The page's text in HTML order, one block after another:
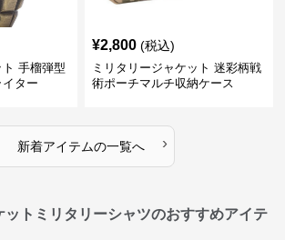
ト 手榴弾型
ター
¥2,800 (税込)
ミリタリージャケット 迷彩柄戦
術ポーチマルチ収納ケース
新着アイテムの一覧へ ›
ットミリタリーシャツのおすすめアイテ